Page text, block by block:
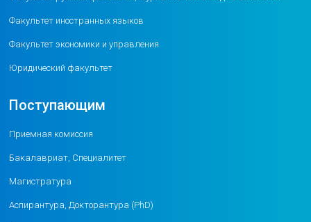
Факультет иностранных языков
Факультет экономики и управления
Юридический факультет
Поступающим
Приемная комиссия
Бакалавриат, Специалитет
Магистратура
Аспирантура, Докторантура (PhD)